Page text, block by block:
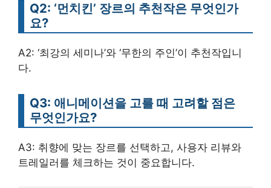
Q2: ‘먼치킨’ 장르의 추천작은 무엇인가
요?
A2: ‘최강의 세미나’와 ‘무한의 주인’이 추천작입니
다.
Q3: 애니메이션을 고를 때 고려할 점은
무엇인가요?
A3: 취향에 맞는 장르를 선택하고, 사용자 리뷰와
트레일러를 체크하는 것이 중요합니다.